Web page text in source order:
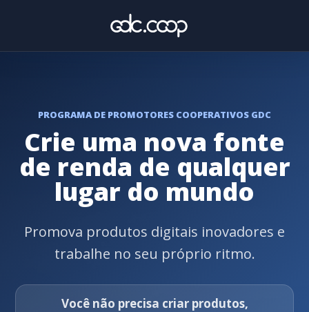
PROGRAMA DE PROMOTORES COOPERATIVOS GDC
Crie uma nova fonte
de renda de qualquer
lugar do mundo
Promova produtos digitais inovadores e
trabalhe no seu próprio ritmo.
Você não precisa criar produtos,